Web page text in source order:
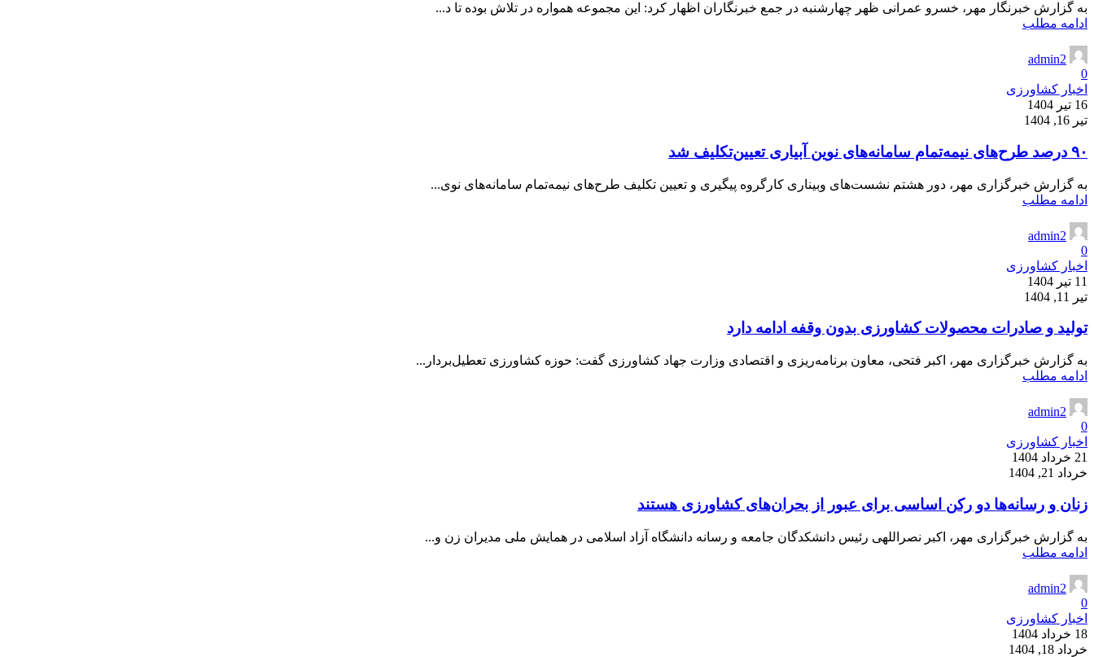
به گزارش خبرنگار مهر، خسرو عمرانی ظهر چهارشنبه در جمع خبرنگاران اظهار کرد: این مجموعه همواره در تلاش بوده تا د...
ادامه مطلب
admin2
0
اخبار کشاورزی
16 تیر 1404
تیر 16, 1404
۹۰ درصد طرح‌های نیمه‌تمام سامانه‌های نوین آبیاری تعیین‌تکلیف شد
به گزارش خبرگزاری مهر، دور هشتم نشست‌های وبیناری کارگروه پیگیری و تعیین تکلیف طرح‌های نیمه‌تمام سامانه‌های نوی...
ادامه مطلب
admin2
0
اخبار کشاورزی
11 تیر 1404
تیر 11, 1404
تولید و صادرات محصولات کشاورزی بدون وقفه ادامه دارد
به گزارش خبرگزاری مهر، اکبر فتحی، معاون برنامه‌ریزی و اقتصادی وزارت جهاد کشاورزی گفت: حوزه کشاورزی تعطیل‌بردار...
ادامه مطلب
admin2
0
اخبار کشاورزی
21 خرداد 1404
خرداد 21, 1404
زنان و رسانه‌ها دو رکن اساسی برای عبور از بحران‌های کشاورزی هستند
به گزارش خبرگزاری مهر، اکبر نصراللهی رئیس دانشکدگان جامعه و رسانه دانشگاه آزاد اسلامی در همایش ملی مدیران زن و...
ادامه مطلب
admin2
0
اخبار کشاورزی
18 خرداد 1404
خرداد 18, 1404